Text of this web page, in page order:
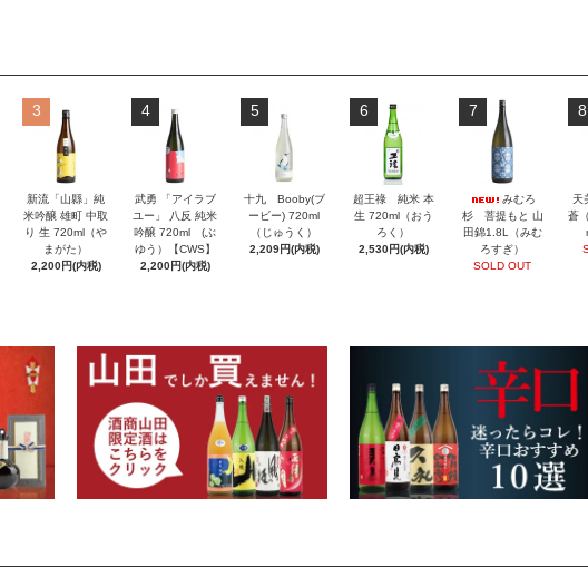
3
新流「山縣」純
米吟醸 雄町 中取
り 生 720ml（や
まがた）
2,200円(内税)
4
武勇 「アイラブ
ユー」 八反 純米
吟醸 720ml (ぶ
ゆう）【CWS】
2,200円(内税)
5
十九 Booby(ブ
ービー) 720ml
（じゅうく）
2,209円(内税)
6
超王祿 純米 本
生 720ml（おう
ろく）
2,530円(内税)
7
みむろ
杉 菩提もと 山
田錦1.8L（みむ
ろすぎ）
SOLD OUT
8
天
蒼